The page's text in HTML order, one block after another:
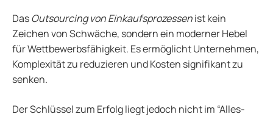
DasOutsourcing von Einkaufsprozessenist kein
Zeichen von Schwäche, sondern ein moderner Hebel
für Wettbewerbsfähigkeit. Es ermöglicht Unternehmen,
Komplexität zu reduzieren und Kosten signifikant zu
senken.
Der Schlüssel zum Erfolg liegt jedoch nicht im “Alles-